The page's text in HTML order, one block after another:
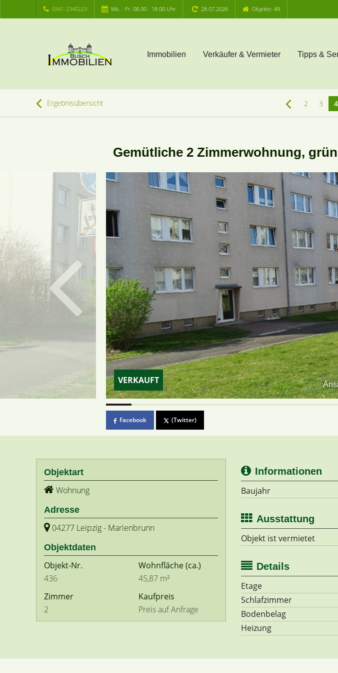
0341-2340223 Mo. - Fr. 08.00 - 18.00 Uhr 28.07.2026 Objekte: 49
Immobilien Verkäufer & Vermieter Tipps &
Ergebnisübersicht 2 3 4
Gemütliche 2 Zimmerwohnung,
VERKAUFT
Facebook (Twitter)
Objektart
Wohnung
Adresse
04277 Leipzig - Marienbrunn
Objektdaten
Objekt-Nr.
436
Wohnfläche(ca.)
45,87 m²
Zimmer
2
Kaufpreis
Preis auf Anfrage
Informationen
Baujahr
Ausstattung
Objekt ist vermietet
Details
Etage
Schlafzimmer
Bodenbelag
Heizung